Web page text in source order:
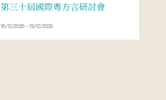
第三十屆國際粵方言研討會
18/12/2026－19/12/2026